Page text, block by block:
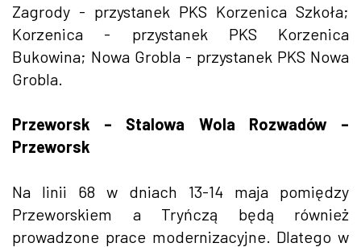
Zagrody - przystanek PKS Korzenica Szkoła;
Korzenica - przystanek PKS Korzenica
Bukowina; Nowa Grobla - przystanek PKS Nowa
Grobla.
Przeworsk – Stalowa Wola Rozwadów –
Przeworsk
Na linii 68 w dniach 13-14 maja pomiędzy
Przeworskiem a Tryńczą będą również
prowadzone prace modernizacyjne. Dlatego w